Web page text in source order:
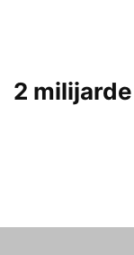
2 milijarde